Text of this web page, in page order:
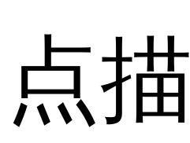
点描